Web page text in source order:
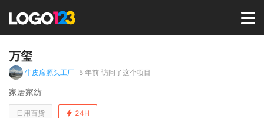
万玺
牛皮席源头工厂 5 年前 访问了这个项目
家居家纺
日用百货 24H